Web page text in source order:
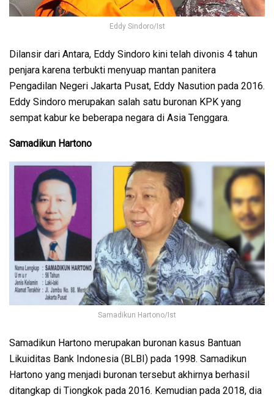
Eddy Sindoro/Ist
Dilansir dari Antara, Eddy Sindoro kini telah divonis 4 tahun
penjara karena terbukti menyuap mantan panitera
Pengadilan Negeri Jakarta Pusat, Eddy Nasution pada 2016.
Eddy Sindoro merupakan salah satu buronan KPK yang
sempat kabur ke beberapa negara di Asia Tenggara.
Samadikun Hartono
Samadikun Hartono/Ist
Samadikun Hartono merupakan buronan kasus Bantuan
Likuiditas Bank Indonesia (BLBI) pada 1998. Samadikun
Hartono yang menjadi buronan tersebut akhirnya berhasil
ditangkap di Tiongkok pada 2016. Kemudian pada 2018, dia